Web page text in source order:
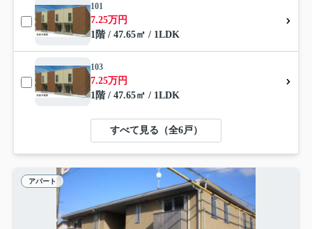
101
7.25万円
1階 / 47.65㎡ / 1LDK
103
7.25万円
1階 / 47.65㎡ / 1LDK
すべて見る（全6戸）
アパート